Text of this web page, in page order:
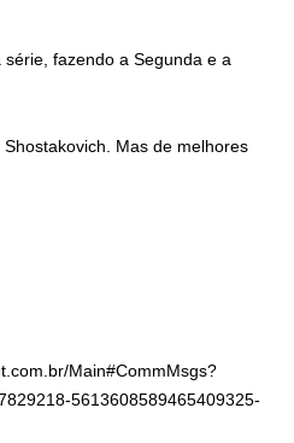
fazendo a Segunda e a
Mas de melhores
Main#CommMsgs?
5613608589465409325-